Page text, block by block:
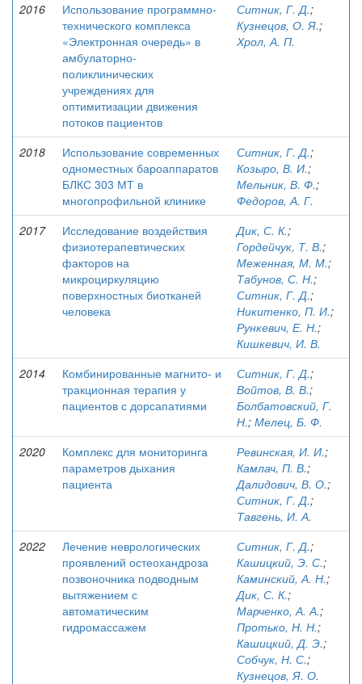
2016
Использование программно-
технического комплекса
«Электронная очередь» в
амбулаторно-
поликлинических
учреждениях для
оптимитизации движения
потоков пациентов
Ситник, Г. Д.;
Кузнецов, О. Я.;
Хрол, А. П.
2018
Использование современных
одноместных бароаппаратов
БЛКС 303 МТ в
многопрофильной клинике
Ситник, Г. Д.;
Козыро, В. И.;
Мельник, В. Ф.;
Федоров, А. Г.
2017
Исследование воздействия
физиотерапевтических
факторов на
микроциркуляцию
поверхностных биотканей
человека
Дик, С. К.;
Гордейчук, Т. В.;
Меженная, М. М.;
Табунов, С. Н.;
Ситник, Г. Д.;
Никитенко, П. И.;
Рункевич, Е. Н.;
Кишкевич, И. В.
2014
Комбинированные магнито- и
тракционная терапия у
пациентов с дорсапатиями
Ситник, Г. Д.;
Войтов, В. В.;
Болбатовский, Г.
Н.; Мелец, Б. Ф.
2020
Комплекс для мониторинга
параметров дыхания
пациента
Ревинская, И. И.;
Камлач, П. В.;
Далидович, В. О.;
Ситник, Г. Д.;
Тавгень, И. А.
2022
Лечение неврологических
проявлений остеохандроза
позвоночника подводным
вытяжением с
автоматическим
гидромассажем
Ситник, Г. Д.;
Кашицкий, Э. С.;
Каминский, А. Н.;
Дик, С. К.;
Марченко, А. А.;
Протько, Н. Н.;
Кашицкий, Д. Э.;
Собчук, Н. С.;
Кузнецов, Я. О.